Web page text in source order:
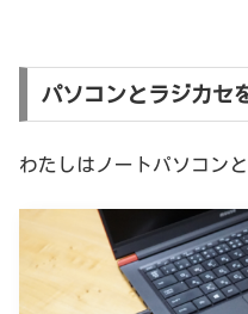
パソコンとラジカセ
わたしはノートパソコン